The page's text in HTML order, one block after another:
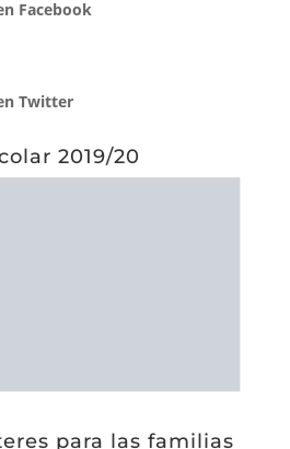
para las familias
the children)
el ciberacoso